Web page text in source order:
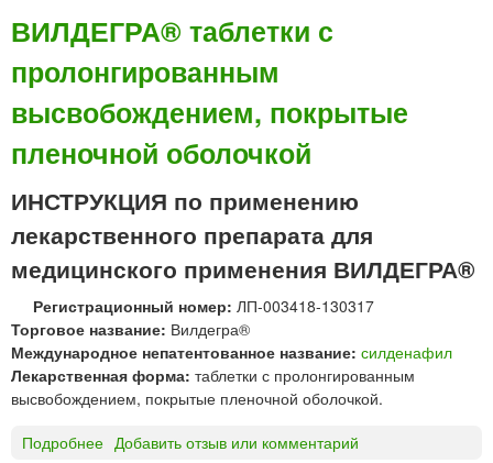
и
«
О
з
о
»
к
в
а
г
и
а
ь
н
е
«
В
Е
Р
Ф
И
Д
Р
О
Х
О
Т
А
З
Д
т
а
б
л
ВИЛДЕГРА® таблетки с
пролонгированным
высвобождением, покрытые
пленочной оболочкой
ИНСТРУКЦИЯ по применению
лекарственного препарата для
медицинского применения ВИЛДЕГРА®
Регистрационный номер: ЛП-003418-130317
Торговое название: Вилдегра®
Международное непатентованное название: силденафил
Лекарственная форма: таблетки с пролонгированным
высвобождением, покрытые пленочной оболочкой.
Подробнее Добавить отзыв или комментарий